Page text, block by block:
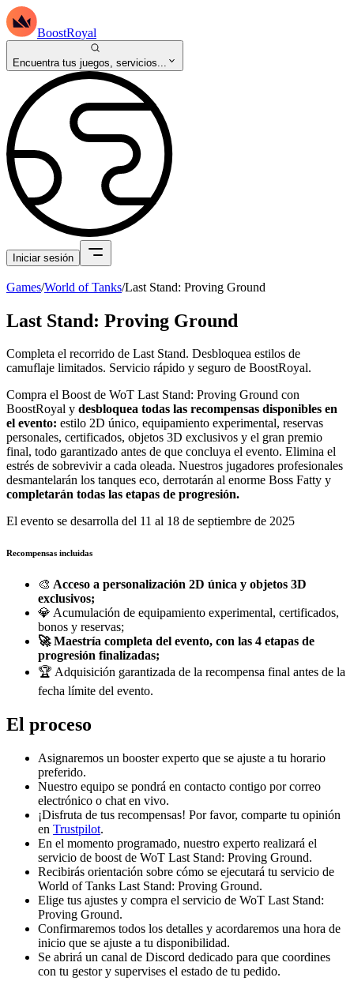
BoostRoyal
Encuentra tus juegos, servicios...
Iniciar sesión
Games/World of Tanks/Last Stand: Proving Ground
Last Stand: Proving Ground
Completa el recorrido de Last Stand. Desbloquea estilos de
camuflaje limitados. Servicio rápido y seguro de BoostRoyal.
Compra el Boost de WoT Last Stand: Proving Ground con
BoostRoyal y desbloquea todas las recompensas disponibles en
el evento: estilo 2D único, equipamiento experimental, reservas
personales, certificados, objetos 3D exclusivos y el gran premio
final, todo garantizado antes de que concluya el evento. Elimina el
estrés de sobrevivir a cada oleada. Nuestros jugadores profesionales
desmantelarán los tanques eco, derrotarán al enorme Boss Fatty y
completarán todas las etapas de progresión.
El evento se desarrolla del 11 al 18 de septiembre de 2025
Recompensas incluidas
🎨 Acceso a personalización 2D única y objetos 3D
exclusivos;
💎 Acumulación de equipamiento experimental, certificados,
bonos y reservas;
🚀Maestría completa del evento, con las 4 etapas de
progresión finalizadas;
🏆 Adquisición garantizada de la recompensa final antes de la
fecha límite del evento.
El proceso
Asignaremos un booster experto que se ajuste a tu horario
preferido.
Nuestro equipo se pondrá en contacto contigo por correo
electrónico o chat en vivo.
¡Disfruta de tus recompensas! Por favor, comparte tu opinión
en Trustpilot.
En el momento programado, nuestro experto realizará el
servicio de boost de WoT Last Stand: Proving Ground.
Recibirás orientación sobre cómo se ejecutará tu servicio de
World of Tanks Last Stand: Proving Ground.
Elige tus ajustes y compra el servicio de WoT Last Stand:
Proving Ground.
Confirmaremos todos los detalles y acordaremos una hora de
inicio que se ajuste a tu disponibilidad.
Se abrirá un canal de Discord dedicado para que coordines
con tu gestor y supervises el estado de tu pedido.